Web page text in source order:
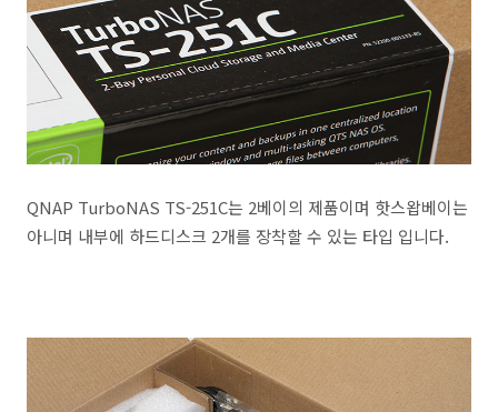
QNAP TurboNAS TS-251C는 2베이의 제품이며 핫스왑베이는
아니며 내부에 하드디스크 2개를 장착할 수 있는 타입 입니다.